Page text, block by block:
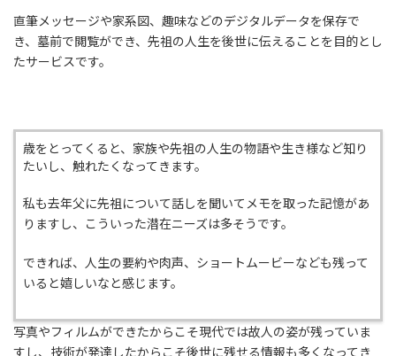
直筆メッセージや家系図、趣味などのデジタルデータを保存で
き、墓前で閲覧ができ、先祖の人生を後世に伝えることを目的とし
たサービスです。
歳をとってくると、家族や先祖の人生の物語や生き様など知り
たいし、触れたくなってきます。
私も去年父に先祖について話しを聞いてメモを取った記憶があ
りますし、こういった潜在ニーズは多そうです。
できれば、人生の要約や肉声、ショートムービーなども残って
いると嬉しいなと感じます。
写真やフィルムができたからこそ現代では故人の姿が残っていま
すし、技術が発達したからこそ後世に残せる情報も多くなってき